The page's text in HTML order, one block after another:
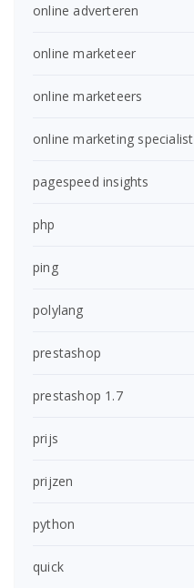
online adverteren
online marketeer
online marketeers
online marketing specialist
pagespeed insights
php
ping
polylang
prestashop
prestashop 1.7
prijs
prijzen
python
quick